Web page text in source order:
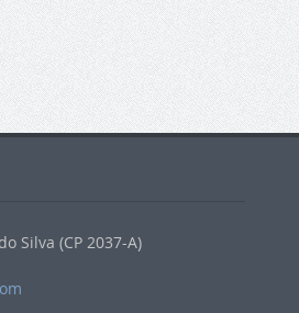
Silva (CP 2037-A)